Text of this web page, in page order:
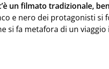
un filmato tradizionale,
e nero dei protagonisti si
si fa metafora di un